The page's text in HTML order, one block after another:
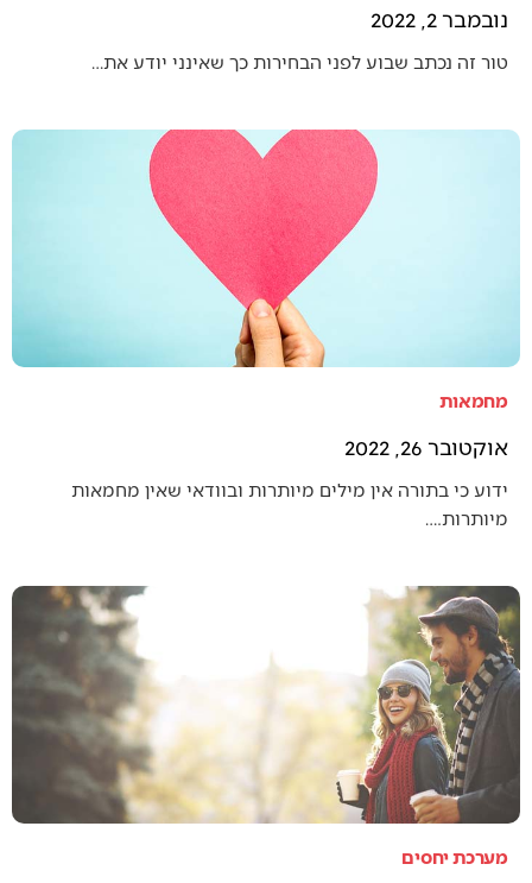
נובמבר 2, 2022
טור זה נכתב שבוע לפני הבחירות כך שאינני יודע את…
מחמאות
אוקטובר 26, 2022
ידוע כי בתורה אין מילים מיותרות ובוודאי שאין מחמאות
מיותרות.…
מערכת יחסים